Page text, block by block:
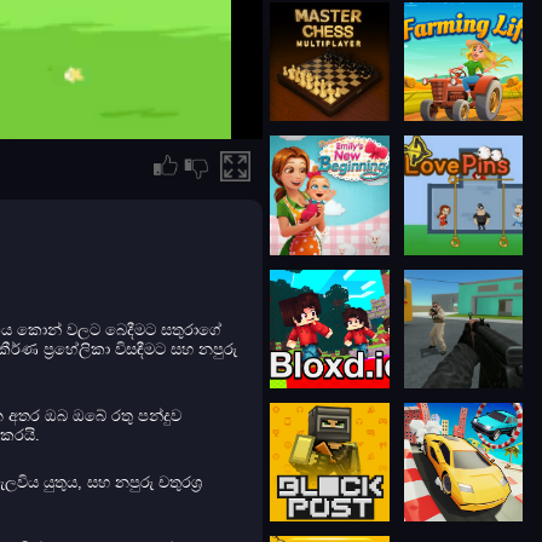
කොන් වලට බෙදීමට සතුරාගේ
ප්‍රහේලිකා විසඳීමට සහ නපුරු
අතර ඔබ ඔබේ රතු පන්දුව
යුතුය, සහ නපුරු චතුරශ්‍ර